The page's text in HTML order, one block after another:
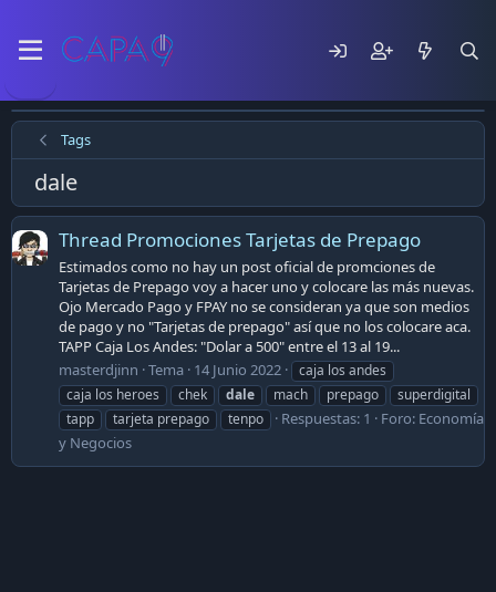
Tags
dale
Thread Promociones Tarjetas de Prepago
Estimados como no hay un post oficial de promciones de
Tarjetas de Prepago voy a hacer uno y colocare las más nuevas.
Ojo Mercado Pago y FPAY no se consideran ya que son medios
de pago y no "Tarjetas de prepago" así que no los colocare aca.
TAPP Caja Los Andes: "Dolar a 500" entre el 13 al 19...
masterdjinn Tema 14 Junio 2022
caja los andes
caja los heroes
chek dale mach prepago
superdigital
tapp
tarjeta prepago tenpo Respuestas: 1 Foro: Economía
y Negocios